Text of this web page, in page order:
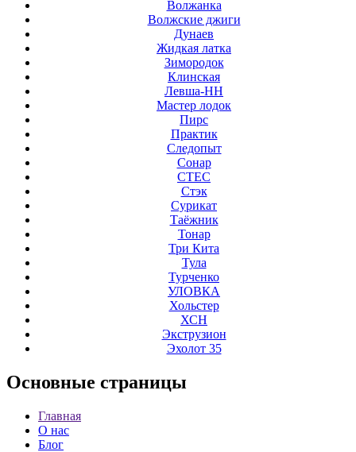
Волжанка
Волжские джиги
Дунаев
Жидкая латка
Зимородок
Клинская
Левша-НН
Мастер лодок
Пирс
Практик
Следопыт
Сонар
СТЕС
Стэк
Сурикат
Таёжник
Тонар
Три Кита
Тула
Турченко
УЛОВКА
Хольстер
ХСН
Экструзион
Эхолот 35
Основные страницы
Главная
О нас
Блог